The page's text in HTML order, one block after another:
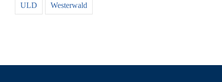
ULD Westerwald